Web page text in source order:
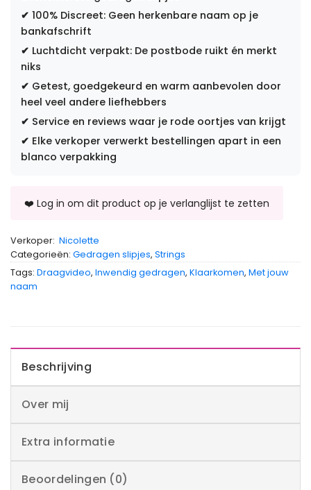
✔ 100% Discreet: Geen herkenbare naam op je
bankafschrift
✔ Luchtdicht verpakt: De postbode ruikt én merkt
niks
✔ Getest, goedgekeurd en warm aanbevolen door
heel veel andere liefhebbers
✔ Service en reviews waar je rode oortjes van krijgt
✔ Elke verkoper verwerkt bestellingen apart in een
blanco verpakking
Verkoper: Nicolette
Categorieën: Gedragen slipjes, Strings
Tags: Draagvideo, Inwendig gedragen, Klaarkomen, Met jouw
naam
Beschrijving
Over mij
Extra informatie
Beoordelingen (0)